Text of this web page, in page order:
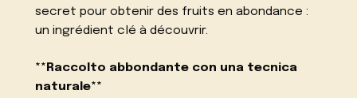
secret pour obtenir des fruits en abondance :
un ingrédient clé à découvrir.
**Raccolto abbondante con una tecnica
naturale**